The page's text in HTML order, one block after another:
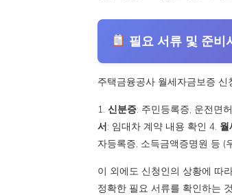
필요 서류 및 준비
주택금융공사 월세자금보증
1. 신분증: 주민등록증, 운전면
서: 임대차 계약 내용 확인 4. 월
자등록증, 소득금액증명원 등 (
이 외에도 신청인의 상황에 따
정확한 필요 서류를 확인하는